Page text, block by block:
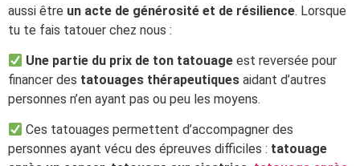
aussi être un acte de générosité et de résilience. Lorsque
tu te fais tatouer chez nous :
Une partie du prix de ton tatouage est reversée pour
financer des tatouages thérapeutiques aidant d’autres
personnes n’en ayant pas ou peu les moyens.
Ces tatouages permettent d’accompagner des
personnes ayant vécu des épreuves difficiles : tatouage